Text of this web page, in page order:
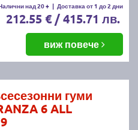
над 20 + | Доставка от 1 до 2 дни
212.55 € / 415.71 лв.
виж повече
гуми
6 ALL